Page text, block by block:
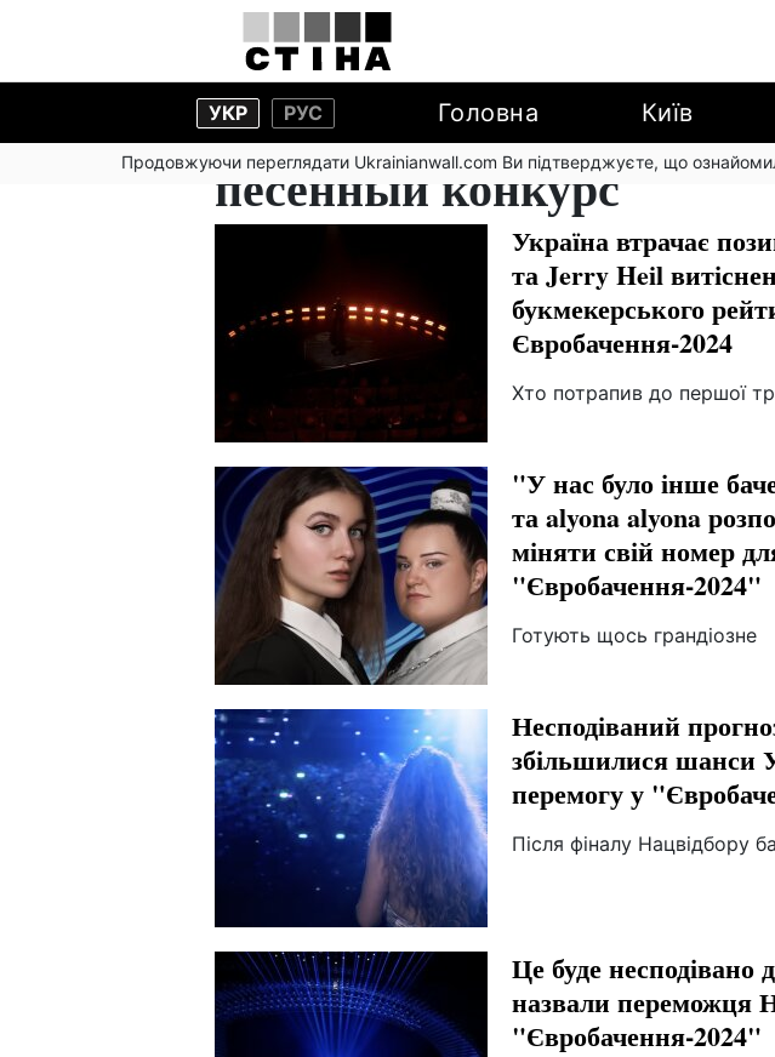
УКР РУС Головна Київ
Продовжуючи переглядати Ukrainianwall.com Ви підтверджуєте, що
песенный конкурс
Україна втрачає
та Jerry Heil
букмекерського
Євробачення-2024
Хто потрапив до першої
"У нас було інше
та alyona alyona
міняти свій номер
"Євробачення-2024"
Готують щось грандіозне
Несподіваний
збільшилися шанси
перемогу у
Після фіналу Нацвідбору
Це буде несподівано
назвали переможця
"Євробачення-2024"